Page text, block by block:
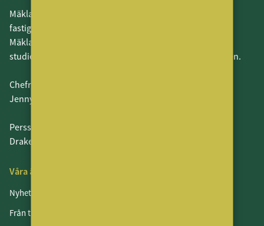
MäklarVärlden är en branschneutral tidning för Sveriges
fastighetsmäklare och leverantörerna till dessa.
MäklarVärlden fokuserar även på alla som har en
studieinriktning som leder in i fastighetsmäklarbranschen.
Chefredaktör och ansvarig utgivare:
Jenny Persson
Perssons Förlag AB
Drakenbergsgatan 15, Stockholm
Våra ämnen
Nyheter
Från tidningen